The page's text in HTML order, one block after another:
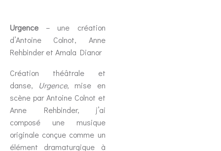
Urgence – une création
d’Antoine Colnot, Anne
Rehbinder et Amala Dianor
Création théâtrale et
danse, Urgence, mise en
scène par Antoine Colnot et
Anne Rehbinder, j’ai
composé une musique
originale conçue comme un
élément dramaturgique à